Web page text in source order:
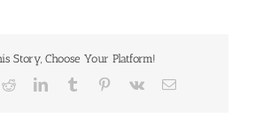
Story, Choose Your Platform!
RedditLinkedInTumblr Pinterest
Vk Courriel